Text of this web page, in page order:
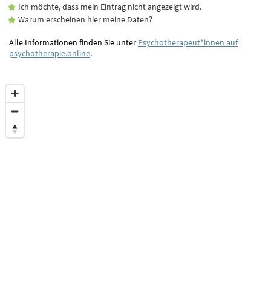
Ich möchte, dass mein Eintrag nicht angezeigt wird.
Warum erscheinen hier meine Daten?
Alle Informationen finden Sie unter Psychotherapeut*innen auf
psychotherapie.online.